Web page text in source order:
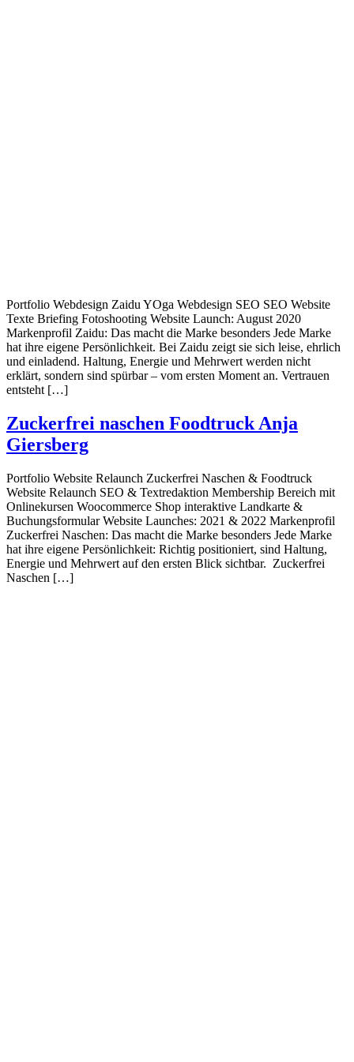
Portfolio Webdesign Zaidu YOga Webdesign SEO SEO Website
Texte Briefing Fotoshooting Website Launch: August 2020
Markenprofil Zaidu: Das macht die Marke besonders Jede Marke
hat ihre eigene Persönlichkeit. Bei Zaidu zeigt sie sich leise, ehrlich
und einladend. Haltung, Energie und Mehrwert werden nicht
erklärt, sondern sind spürbar – vom ersten Moment an. Vertrauen
entsteht […]
Zuckerfrei naschen Foodtruck Anja
Giersberg
Portfolio Website Relaunch Zuckerfrei Naschen & Foodtruck
Website Relaunch SEO & Textredaktion Membership Bereich mit
Onlinekursen Woocommerce Shop interaktive Landkarte &
Buchungsformular Website Launches: 2021 & 2022 Markenprofil
Zuckerfrei Naschen: Das macht die Marke besonders Jede Marke
hat ihre eigene Persönlichkeit: Richtig positioniert, sind Haltung,
Energie und Mehrwert auf den ersten Blick sichtbar. Zuckerfrei
Naschen […]